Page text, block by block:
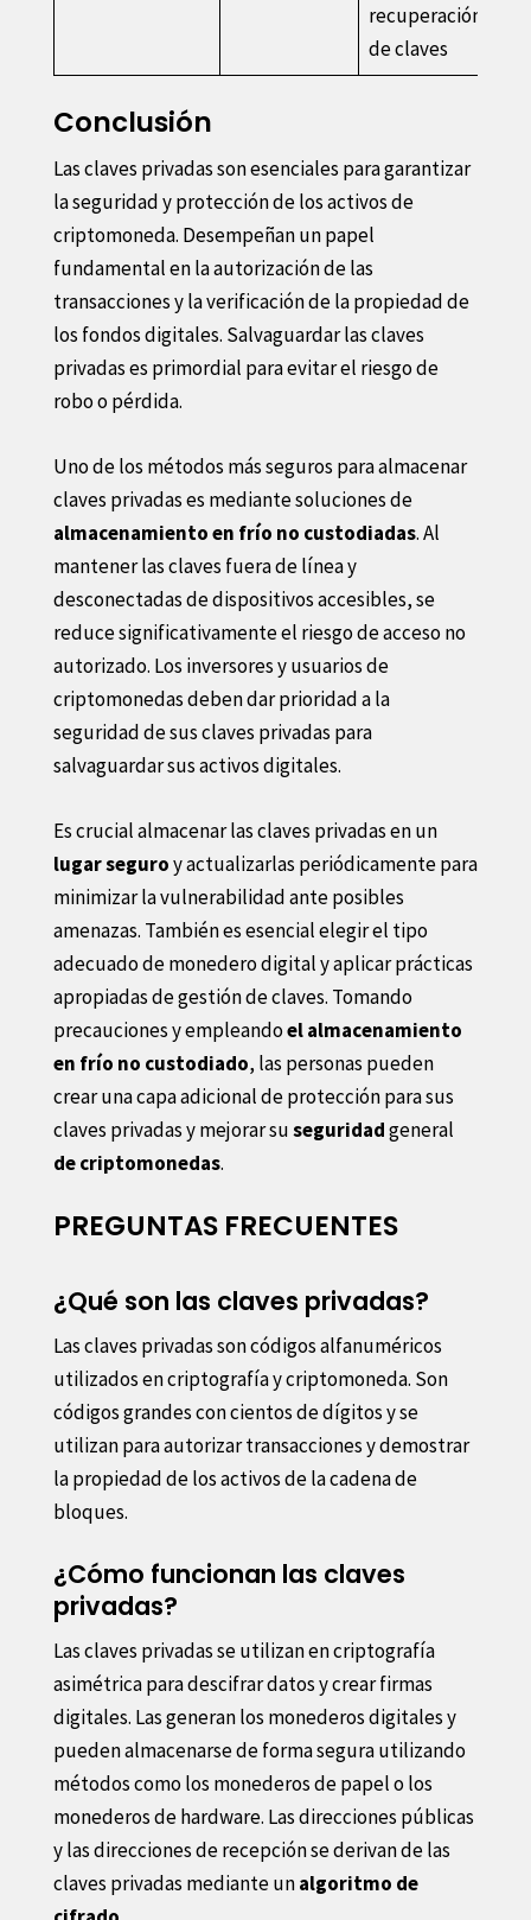
recuperación
de claves
Conclusión
Las claves privadas son esenciales para garantizar
la seguridad y protección de los activos de
criptomoneda. Desempeñan un papel
fundamental en la autorización de las
transacciones y la verificación de la propiedad de
los fondos digitales. Salvaguardar las claves
privadas es primordial para evitar el riesgo de
robo o pérdida.
Uno de los métodos más seguros para almacenar
claves privadas es mediante soluciones de
almacenamiento en frío no custodiadas. Al
mantener las claves fuera de línea y
desconectadas de dispositivos accesibles, se
reduce significativamente el riesgo de acceso no
autorizado. Los inversores y usuarios de
criptomonedas deben dar prioridad a la
seguridad de sus claves privadas para
salvaguardar sus activos digitales.
Es crucial almacenar las claves privadas en un
lugar seguroy actualizarlas periódicamente para
minimizar la vulnerabilidad ante posibles
amenazas. También es esencial elegir el tipo
adecuado de monedero digital y aplicar prácticas
apropiadas de gestión de claves. Tomando
precauciones y empleandoel almacenamiento
en frío no custodiado, las personas pueden
crear una capa adicional de protección para sus
claves privadas y mejorar suseguridadgeneral
de criptomonedas.
PREGUNTAS FRECUENTES
¿Qué son las claves privadas?
Las claves privadas son códigos alfanuméricos
utilizados en criptografía y criptomoneda. Son
códigos grandes con cientos de dígitos y se
utilizan para autorizar transacciones y demostrar
la propiedad de los activos de la cadena de
bloques.
¿Cómo funcionan las claves
privadas?
Las claves privadas se utilizan en criptografía
asimétrica para descifrar datos y crear firmas
digitales. Las generan los monederos digitales y
pueden almacenarse de forma segura utilizando
métodos como los monederos de papel o los
monederos de hardware. Las direcciones públicas
y las direcciones de recepción se derivan de las
claves privadas mediante unalgoritmo de